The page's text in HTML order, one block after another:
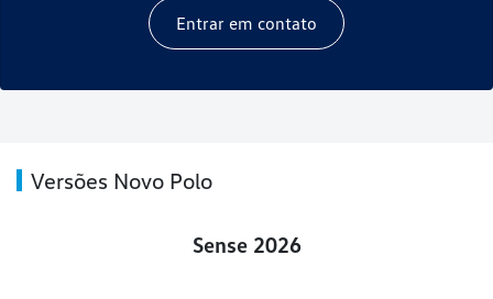
Entrar em contato
Versões Novo Polo
Sense 2026